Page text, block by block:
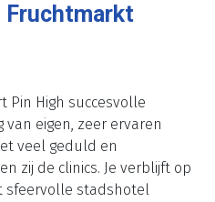
Fruchtmarkt
Pin High succesvolle
eigen, zeer ervaren
veel geduld en
zij de clinics. Je verblijft op
sfeervolle stadshotel